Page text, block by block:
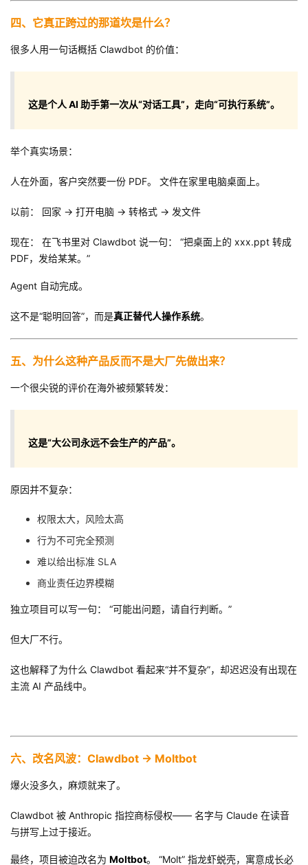
四、它真正跨过的那道坎是什么？
很多人用一句话概括 Clawdbot 的价值：
这是个人 AI 助手第一次从“对话工具”，走向“可执行系统”。
举个真实场景：
人在外面，客户突然要一份 PDF。 文件在家里电脑桌面上。
以前： 回家 → 打开电脑 → 转格式 → 发文件
现在： 在飞书里对 Clawdbot 说一句： “把桌面上的 xxx.ppt 转成
PDF，发给某某。”
Agent 自动完成。
这不是“聪明回答”，而是真正替代人操作系统。
五、为什么这种产品反而不是大厂先做出来？
一个很尖锐的评价在海外被频繁转发：
这是“大公司永远不会生产的产品”。
原因并不复杂：
权限太大，风险太高
行为不可完全预测
难以给出标准 SLA
商业责任边界模糊
独立项目可以写一句： “可能出问题，请自行判断。”
但大厂不行。
这也解释了为什么 Clawdbot 看起来“并不复杂”，却迟迟没有出现在
主流 AI 产品线中。
六、改名风波：Clawdbot → Moltbot
爆火没多久，麻烦就来了。
Clawdbot 被 Anthropic 指控商标侵权—— 名字与 Claude 在读音
与拼写上过于接近。
最终，项目被迫改名为 Moltbot。 “Molt” 指龙虾蜕壳，寓意成长必